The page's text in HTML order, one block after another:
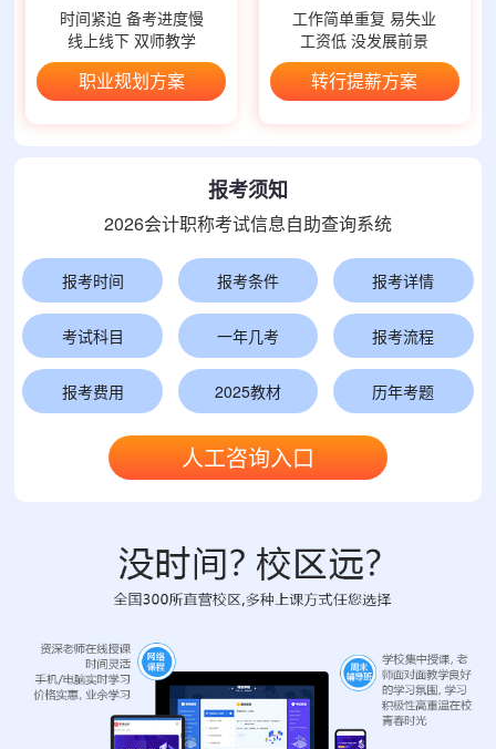
时间紧迫 备考进度慢
线上线下 双师教学
职业规划方案
工作简单重复 易失业
工资低 没发展前景
转行提薪方案
报考须知
2026会计职称考试信息自助查询系统
报考时间 报考条件 报考详情
考试科目 一年几考 报考流程
报考费用 2025教材 历年考题
人工咨询入口